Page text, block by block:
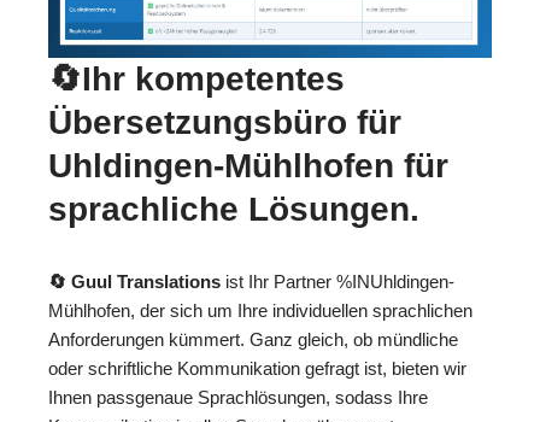
🔄Ihr kompetentes
Übersetzungsbüro für
Uhldingen-Mühlhofen für
sprachliche Lösungen.
🔄 Guul Translations ist Ihr Partner %INUhldingen-
Mühlhofen, der sich um Ihre individuellen sprachlichen
Anforderungen kümmert. Ganz gleich, ob mündliche
oder schriftliche Kommunikation gefragt ist, bieten wir
Ihnen passgenaue Sprachlösungen, sodass Ihre